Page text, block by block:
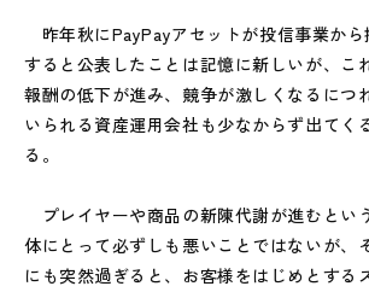
昨年秋にPayPayアセットが投信事業か
すると公表したことは記憶に新しいが、こ
報酬の低下が進み、競争が激しくなるにつ
いられる資産運用会社も少なからず出てく
る。
プレイヤーや商品の新陳代謝が進むとい
体にとって必ずしも悪いことではないが、
にも突然過ぎると、お客様をはじめとする